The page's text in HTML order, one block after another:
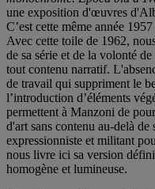
une exposition d'œuvres
C’est cette même année
Avec cette toile de 1962,
de sa série et de la volonté
tout contenu narratif.
de travail qui suppriment le
l’introduction d’éléments
permettent à Manzoni de
d'art sans contenu au-delà
expressionniste et militant
nous livre ici sa version
homogène et lumineuse.